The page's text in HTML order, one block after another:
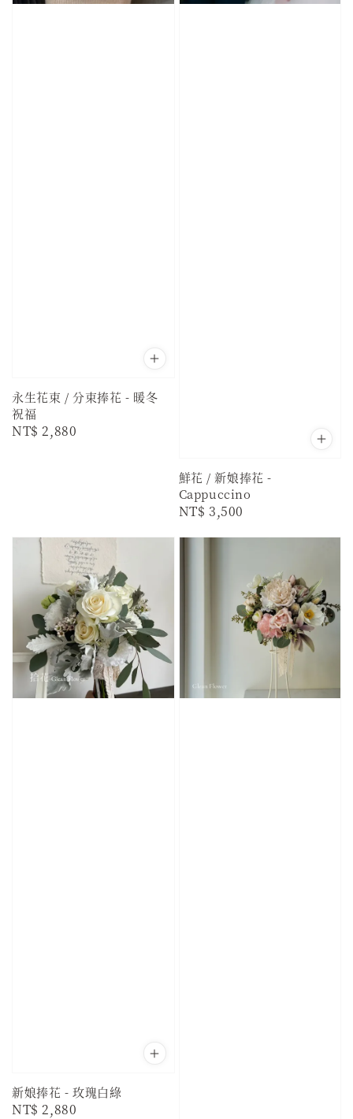
永生花束 / 分束捧花 - 暖冬
祝福
Regular
NT$ 2,880
鮮花 / 新娘捧花 -
Cappuccino
Regular
NT$ 3,500
新娘捧花 - 玫瑰白綠
Regular
NT$ 2,880